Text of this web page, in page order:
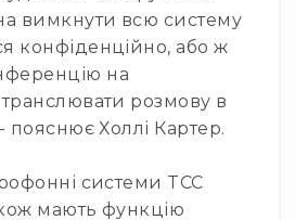
Кріплення
для
світлових
приладів
Лампи
вимкнути всю систему
конфіденційно, або ж
на
розмову в
пояснює Холлі Картер.
системи TCC
мають функцію